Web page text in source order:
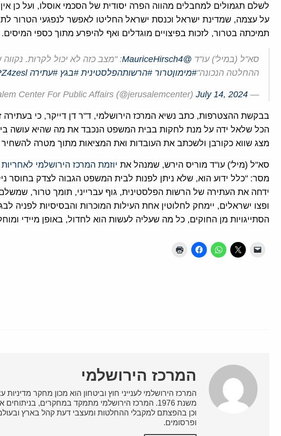
לשלם תגמולים למחבלים מהווה הפרה יסודית של הסכמי אוסלו, ועל כן
על עצמה, שמדינת ישראל וכנסת ישראל החליטו לאפשר לנפגעי הטרור
תמיכתה בטרור, לזכות בפיצויים מוגדלים ואף להיפרע מתוך כספי המיסים.
סא"ל (במיל') עו"ד @MauriceHirsch4
: "מצב כזה לא יכול לקרות.
ההחלטה הנכונה"#מימוןטרור #הרשותהפלסטינית #בגץ #עתירה
— Jerusalem Center For Public Affairs (@jerusalemcenter)
July 14, 2024
בבקשת ההצטרפות, כתב נשיא המרכז הירושלמי, ד"ר דן דייקר, כי
הכל שלאל ידה על מנת לחקות בבית המשפט הנכבד את מה שהיא עושה
מצג שווא כקורבן ולשכתב את העובדות ואת המציאות מתוך מטרה
סא"ל (מיל') עו"ד מוריס הירש, שמנהל את יוזמת המרכז הירושלמי
מסר: "כלל ידוע הוא, שלא ניתן לפנות לבית המשפט הגבוה לצדק בחוסר
ידחה את העתירה של הרשות הפלסטינית, גוף עברייני, תומך טרור,
ופצו ישראלים, יימחק לחלוטין אחת העילות המוכרות והבסיסיות לפניה
הסתייגויות מן החוקים, כל מה שעליה לעשות הוא לחדול, באופן מיידי
המרכז הירושלמי
המרכז הירושלמי לענייני חוץ וביטחון הוא מכון מחקר מדיניות
משנת 1976. המרכז הירושלמי מתמקד במחקרים,
וכן בהפצתם למקבלי ההחלטות ומעצבי דעת קהל בארץ
ופרסומים.